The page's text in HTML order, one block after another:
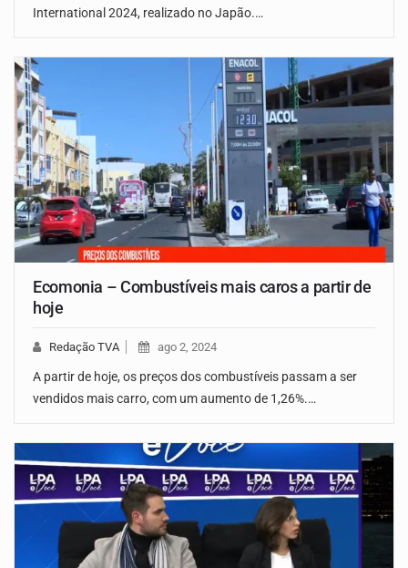
International 2024, realizado no Japão.…
Ecomonia – Combustíveis mais caros a partir de
hoje
Redação TVA ago 2, 2024
A partir de hoje, os preços dos combustíveis passam a ser
vendidos mais carro, com um aumento de 1,26%.…